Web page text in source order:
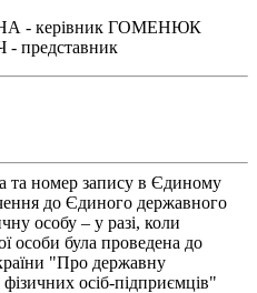
- керівник ГОМЕНЮК
та номер запису в Єдиному
до Єдиного державного
особу – у разі, коли
особи була проведена до
"Про державну
осіб-підприємців"